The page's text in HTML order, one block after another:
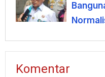
Komentar